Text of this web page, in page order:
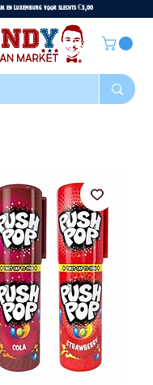
en Luxemburg voor slechts €3,00